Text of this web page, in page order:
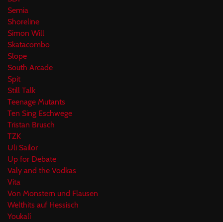
Semia
Shoreline
Simon Will
Skatacombo
Slope
South Arcade
Spit
Still Talk
Teenage Mutants
Ten Sing Eschwege
Tristan Brusch
TZK
Uli Sailor
Up for Debate
Valy and the Vodkas
Vita
Von Monstern und Flausen
Welthits auf Hessisch
Youkalí